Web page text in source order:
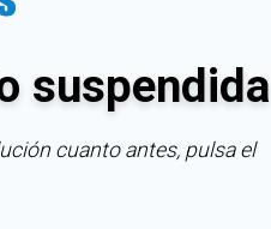
suspendida
cuanto antes, pulsa el